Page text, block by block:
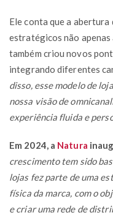
Ele conta que a
estratégicos não apenas
também criou novos
integrando diferentes
disso, esse modelo de
nossa visão de
experiência fluida e
Em 2024, a Natura
crescimento tem sido
lojas fez parte de uma
física da marca, com o
e criar uma rede de